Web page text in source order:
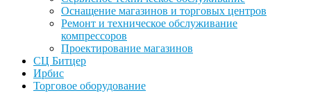
Оснащение магазинов и торговых центров
Ремонт и техническое обслуживание
компрессоров
Проектирование магазинов
СЦ Битцер
Ирбис
Торговое оборудование